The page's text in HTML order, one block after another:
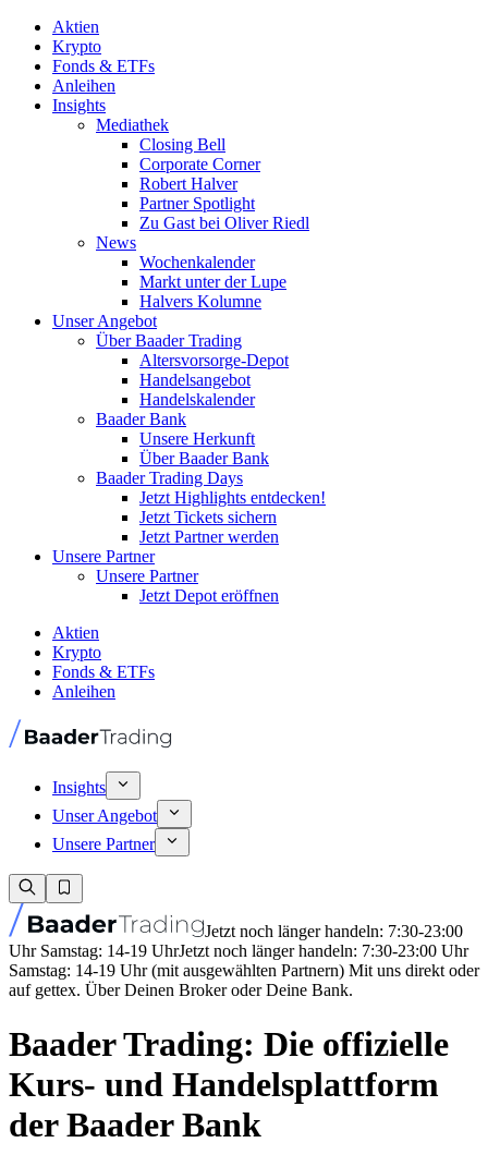
Aktien
Krypto
Fonds & ETFs
Anleihen
Insights
Mediathek
Closing Bell
Corporate Corner
Robert Halver
Partner Spotlight
Zu Gast bei Oliver Riedl
News
Wochenkalender
Markt unter der Lupe
Halvers Kolumne
Unser Angebot
Über Baader Trading
Altersvorsorge-Depot
Handelsangebot
Handelskalender
Baader Bank
Unsere Herkunft
Über Baader Bank
Baader Trading Days
Jetzt Highlights entdecken!
Jetzt Tickets sichern
Jetzt Partner werden
Unsere Partner
Unsere Partner
Jetzt Depot eröffnen
Aktien
Krypto
Fonds & ETFs
Anleihen
Insights
Unser Angebot
Unsere Partner
Jetzt noch länger handeln: 7:30-23:00
Uhr Samstag: 14-19 UhrJetzt noch länger handeln: 7:30-23:00 Uhr
Samstag: 14-19 Uhr (mit ausgewählten Partnern) Mit uns direkt oder
auf gettex. Über Deinen Broker oder Deine Bank.
Baader Trading: Die offizielle
Kurs- und Handelsplattform
der Baader Bank